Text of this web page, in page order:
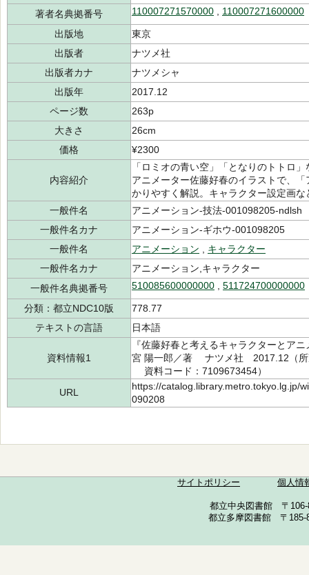
著者名典拠番号
110007271570000 110007271600000
出版地
東京
出版者
ナツメ社
出版者カナ
ナツメシャ
出版年
2017.12
ページ数
263p
大きさ
26cm
価格
¥2300
内容紹介
「ロミオの青い空」「となりのトトロ
アニメーター佐藤好春のイラストで、
かりやすく解説。キャラクター設定画
一般件名
アニメーション-技法-001098205-ndlsh
一般件名カナ
アニメーション-ギホウ-001098205
一般件名
アニメーション
キャラクター
一般件名カナ
アニメーション,キャラクター
一般件名典拠番号
510085600000000 511724700000000
分類：都立NDC10版
778.77
テキストの言語
日本語
資料情報1
『佐藤好春と考えるキャラクターとア
宮 陽一郎／著 ナツメ社 2017.12（
資料コード：7109673454）
URL
https://catalog.library.metro.tokyo.lg.jp/
090208
サイトポリシー 個人情
都立中央図書館 〒
都立多摩図書館 〒185-